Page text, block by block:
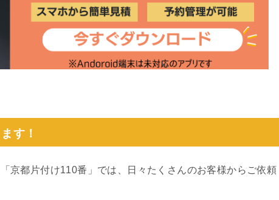
す！
京都片付け110番」では、日々たくさんのお客様からご依頼